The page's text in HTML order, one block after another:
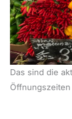
Das sind die
Öffnungszeiten